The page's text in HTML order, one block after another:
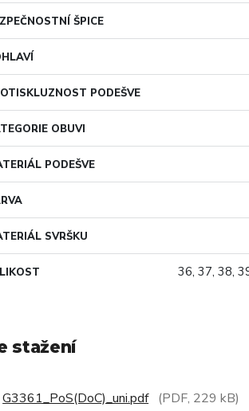
ŠPICE
PODEŠVE
OBUVI
PODEŠVE
SVRŠKU
36, 37, 38,
stažení
G3361_PoS(DoC)_uni.pdf (PDF, 229 kB)